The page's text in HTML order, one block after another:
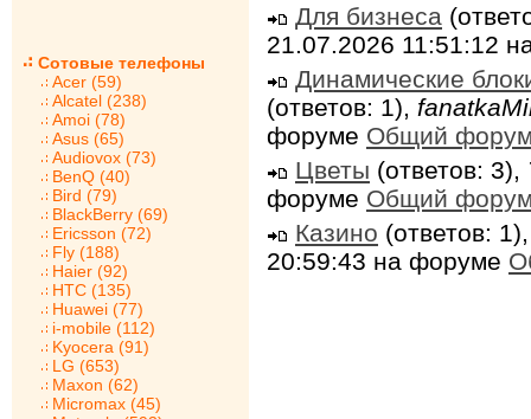
Сотовые телефоны
Acer (59)
Alcatel (238)
Amoi (78)
Asus (65)
Audiovox (73)
BenQ (40)
Bird (79)
BlackBerry (69)
Ericsson (72)
Fly (188)
Haier (92)
HTC (135)
Huawei (77)
i-mobile (112)
Kyocera (91)
LG (653)
Maxon (62)
Micromax (45)
Для бизнеса
21.07.2026 11:51:12
Динамические
(ответов: 1),
форуме Общий
Цветы (ответов: 3),
форуме Общий
Казино (ответов:
20:59:43 на форуме